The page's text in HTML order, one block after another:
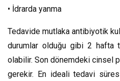
• İdrarda yanma
Tedavide mutlaka antibiyotik
durumlar olduğu gibi 2 hafta
olabilir. Son dönemdeki cinsel
gerekir. En ideali tedavi